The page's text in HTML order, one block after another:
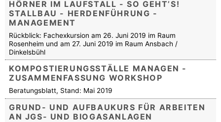
HÖRNER IM LAUFSTALL - SO GEHT’S!
STALLBAU - HERDENFÜHRUNG -
MANAGEMENT
Rückblick: Fachexkursion am 26. Juni 2019 im Raum
Rosenheim und am 27. Juni 2019 im Raum Ansbach /
Dinkelsbühl
KOMPOSTIERUNGSSTÄLLE MANAGEN -
ZUSAMMENFASSUNG WORKSHOP
Beratungsblatt, Stand: Mai 2019
GRUND- UND AUFBAUKURS FÜR ARBEITEN
AN JGS- UND BIOGASANLAGEN